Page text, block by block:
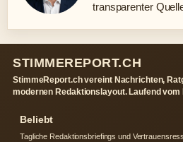
transparenter
STIMMEREPORT.CH
StimmeReport.ch vereint Nachrichten,
modernen Redaktionslayout. Laufend
Beliebt
Tagliche Redaktionsbriefings und